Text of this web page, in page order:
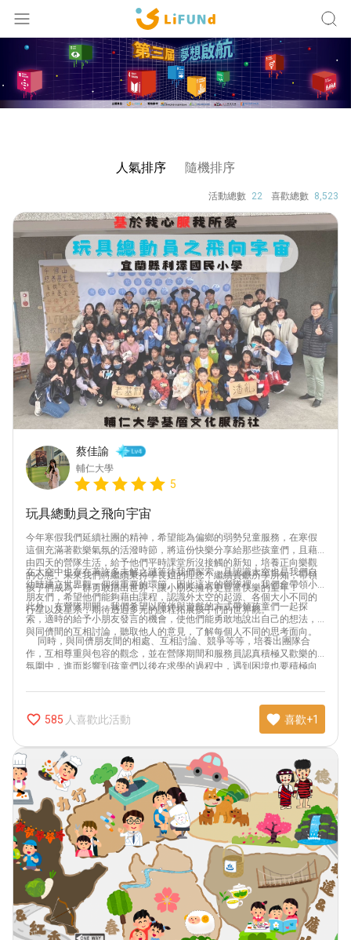
Lifund
升等人生經驗 凝聚社會力量
登入 註冊
關於我們
夢想大使
排行榜
活動專區
升等人生經驗 凝聚社會力量
Copyright ©2022 Lifund All rights reserved.
活動競賽
人氣排序 隨機排序
活動總數 22 喜歡總數 8,523
蔡佳諭
輔仁大學
5
玩具總動員之飛向宇宙
今年寒假我們延續社團的精神，希望能為偏鄉的弱勢兒童服務，在寒假
這個充滿著歡樂氣氛的活潑時節，將這份快樂分享給那些孩童們，且藉
由四天的營隊生活，給予他們平時課堂所沒接觸的新知，培養正向樂觀
的心態。未來我們將繼續秉持學長姐的理念，繼續貢獻所學所知，帶領
孩子們成為一群勇敢踏出世界，讓小朋友擁有更豐富快樂的童年！
在太空中也存在著許多未解之謎等待我們探索，且認識太空也是我們自
幼時建立世界觀一個很重要的環節。因此這次的營隊裡，我們會帶領小
朋友們，希望他們能夠藉由課程，認識外太空的起源、各個大小不同的
行星以及星系，期待透過多元的課程拓展孩子們的世界觀。
此外，在營隊期間，我們希望以陪伴與遊戲的方式帶領孩童們一起探
索，適時的給予小朋友發言的機會，使他們能勇敢地說出自己的想法，
與同儕間的互相討論，聽取他人的意見，了解每個人不同的思考面向。
同時，與同儕朋友間的相處、互相討論、競爭等等，培養出團隊合
作，互相尊重與包容的觀念，並在營隊期間和服務員認真積極又歡樂的
氛圍中，進而影響到孩童們以後在求學的過程中，遇到困境也要積極向
favorite_border 585 人喜歡此活動 favorite 喜歡+1